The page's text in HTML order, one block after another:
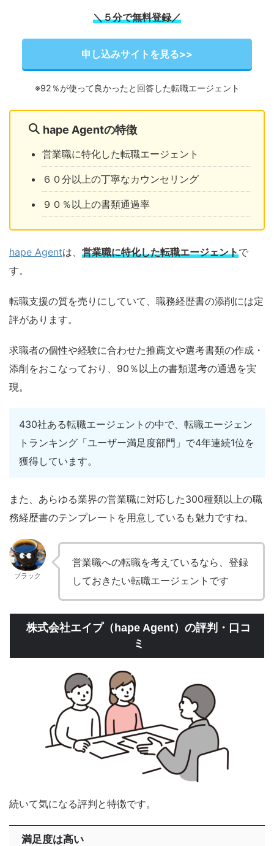
＼５分で無料登録／
申し込みサイトを見る>>
※92％が使って良かったと回答した転職エージェント
hape Agentの特徴
営業職に特化した転職エージェント
６０分以上の丁寧なカウンセリング
９０％以上の書類通過率
hape Agentは、 営業職に特化した転職エージェントで
す。
転職支援の質を売りにしていて、職務経歴書の添削には定
評があります。
求職者の個性や経験に合わせた推薦文や選考書類の作成・
添削をおこなっており、90％以上の書類選考の通過を実
現。
430社ある転職エージェントの中で、転職エージェン
トランキング「ユーザー満足度部門」で4年連続1位を
獲得しています。
また、あらゆる業界の営業職に対応した300種類以上の職
務経歴書のテンプレートを用意しているも魅力ですね。
ブラック
営業職への転職を考えているなら、登録
しておきたい転職エージェントです
株式会社エイプ（hape Agent）の評判・口コ
ミ
続いて気になる評判と特徴です。
満足度は高い